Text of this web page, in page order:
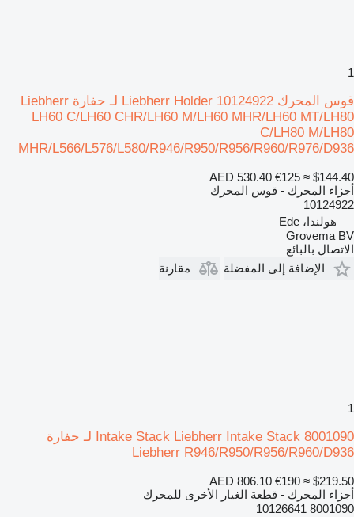
1
قوس المحرك Liebherr Holder 10124922 لـ حفارة Liebherr
LH60 C/LH60 CHR/LH60 M/LH60 MHR/LH60 MT/LH80
C/LH80 M/LH80
MHR/L566/L576/L580/R946/R950/R956/R960/R976/D936
AED 530.40 €125 ≈ $144.40
أجزاء المحرك - قوس المحرك
10124922
هولندا، Ede
Grovema BV
الاتصال بالبائع
الإضافة إلى المفضلة
مقارنة
1
Intake Stack Liebherr Intake Stack 8001090 لـ حفارة
Liebherr R946/R950/R956/R960/D936
AED 806.10 €190 ≈ $219.50
أجزاء المحرك - قطعة الغيار الأخرى للمحرك
8001090 10126641